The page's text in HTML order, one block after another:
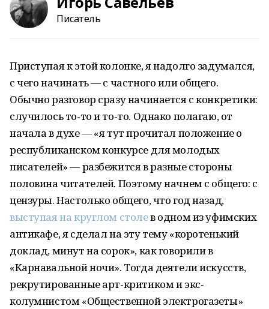
Писатель
Приступая к этой колонке, я надолго задумался,
с чего начинать — с частного или общего.
Обычно разговор сразу начинается с конкретики:
случилось то-то и то-то. Однако полагаю, от
начала в духе — «я тут прочитал положение о
республиканском конкурсе для молодых
писателей» — разбежится в разные стороны
половина читателей. Поэтому начнем с общего: с
цензуры. Настолько общего, что год назад,
выступая на круглом столев одном из уфимских
антикафе, я сделал на эту тему «коротенький
доклад, минут на сорок», как говорили в
«Карнавальной ночи». Тогда деятели искусств,
рекрутированные арт-критиком и экс-
колумнистом «Общественной электрогазеты»